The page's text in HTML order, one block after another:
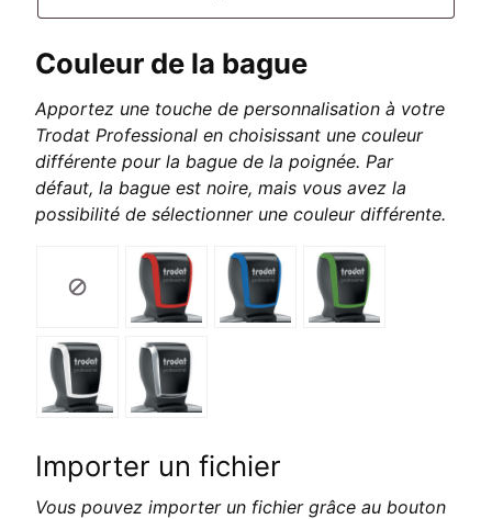
Couleur de la bague
Apportez une touche de personnalisation à votre
Trodat Professional en choisissant une couleur
différente pour la bague de la poignée. Par
défaut, la bague est noire, mais vous avez la
possibilité de sélectionner une couleur différente.
Importer un fichier
Vous pouvez importer un fichier grâce au bouton